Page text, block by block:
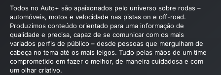
Todos no Auto+ são apaixonados pelo universo sobre rodas –
automóveis, motos e velocidade nas pistas on e off-road.
Produzimos conteúdo orientado para uma informação de
qualidade e precisa, capaz de se comunicar com os mais
variados perfis de público – desde pessoas que mergulham de
cabeça no tema até os mais leigos. Tudo pelas mãos de um time
comprometido em fazer o melhor, de maneira cuidadosa e com
um olhar criativo.